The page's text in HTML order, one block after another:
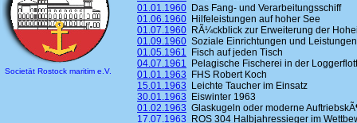
Societät Rostock maritim e.V.
01.01.1960 Das Fang- und Verarbeitungsschiff
01.06.1960 Hilfeleistungen auf hoher See
01.07.1960 RÃ¼ckblick zur Erweiterung der
01.09.1960 Soziale Einrichtungen und Leistungen
01.05.1961 Fisch auf jeden Tisch
04.07.1961 Pelagische Fischerei in der
01.01.1963 FHS Robert Koch
15.01.1963 Leichte Taucher im Einsatz
30.01.1963 Eiswinter 1963
01.02.1963 Glaskugeln oder moderne
17.07.1963 ROS 304 Halbjahressieger im